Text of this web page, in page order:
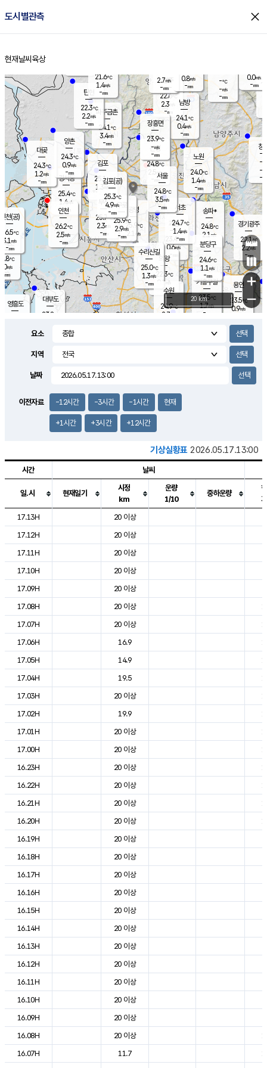
도시별관측 close
홈
현재날씨 육상
의도
℃
m/s
mm
영흥도
양주
22.6℃
2.3
-mm
과천
23.4℃
0.6m/s
- mm
용인
23.5℃
0.9m/s
경기광주
22.1℃
2.2m/s
-mm
1.5m/s
대부도
23.8
경서동
25.4℃
1.4 m/s
-mm
파주금촌
24.1℃
3.4m/s
-mm
-℃
-m/s
-mm
대곶
24.3℃
1.2m/s
-mm
창
-
-m/
-
탄현
22.3℃
2.2m/s
-mm
0.0m/s
-mm
의왕
22.3℃
0.1m/s
mm
김포
25.1℃
1.3 m/s
mm
광명
25.9 ℃
2.1 m/s
-mm
부천
25.7℃
2.3m/s
-mm
양촌
24.3℃
0.9m/s
-mm
구로
25.9℃
2.9m/s
-mm
은평
24.8℃
2.5 m/s
- mm
노원
24.0℃
1.4m/s
-mm
송파*
24.8℃
2.1 m/s
-mm
서초
24.7℃
1.4m/s
-mm
남방
24.1℃
0.4m/s
-mm
기흥구갈
23.5℃
1.7m/s
-
수리산길
25.0℃
1.3m/s
-mm
분당구
24.6℃
1.1 m/s
-mm
장흥면
23.9℃
-m/s
-mm
2.7m/s
-mm
인천(공)
26.5℃
3.1 m/s
-mm
김포(공)
25.3℃
4.9m/s
-mm
수원
24.9℃
2.7 m/s
인천
26.2℃
2.5m/s
-mm
서울
24.8℃
3.5m/s
-mm
21.6℃
1.4m/s
-mm
0.8m/s
-mm
+
−
20 km
요소
지역
날짜
이전자료 -12시간 -3시간 -1시간 현재
+1시간 +3시간 +12시간
기상실황표 2026.05.17.13:00
도시별 기상실황표로 지점, 날씨, 기온, 강수, 바람, 기압등을 안내한 표입
시간 날씨
일.시 현재일기
시정
km
운량
1/10
중하운량
17.13H
20 이상
17.12H
20 이상
17.11H
20 이상
17.10H
20 이상
17.09H
20 이상
17.08H
20 이상
17.07H
20 이상
17.06H
16.9
17.05H
14.9
17.04H
19.5
17.03H
20 이상
17.02H
19.9
17.01H
20 이상
17.00H
20 이상
16.23H
20 이상
16.22H
20 이상
16.21H
20 이상
16.20H
20 이상
16.19H
20 이상
16.18H
20 이상
16.17H
20 이상
16.16H
20 이상
16.15H
20 이상
16.14H
20 이상
16.13H
20 이상
16.12H
20 이상
16.11H
20 이상
16.10H
20 이상
16.09H
20 이상
16.08H
20 이상
16.07H
11.7